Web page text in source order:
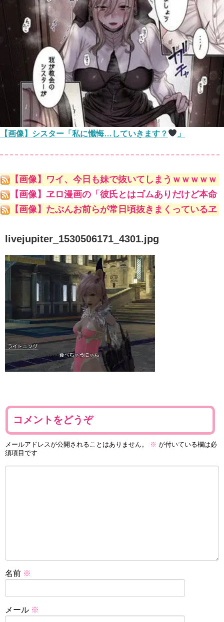
【画像】シスター「私に懺悔…していきます？ 」
【画像】ワイ、今日も妹で抜いてしまうｗｗｗｗｗ
【画像】ヱロ漫画の「彼氏とはゴムありだけど本命
の男とはナマでやってます♥♥♥」
【画像】たぶんお前らが常日頃抜きまくっているヱ
livejupiter_1530506171_4301.jpg
コメントをどうぞ
メールアドレスが公開されることはありません。 ※ が付いている欄は必
須項目です
名前 ※
メール ※